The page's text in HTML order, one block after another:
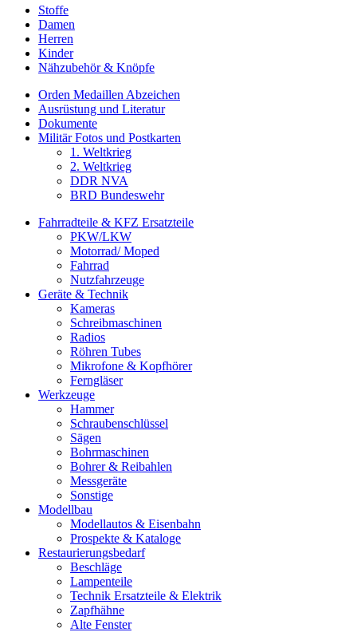
Stoffe
Damen
Herren
Kinder
Nähzubehör & Knöpfe
Orden Medaillen Abzeichen
Ausrüstung und Literatur
Dokumente
Militär Fotos und Postkarten
1. Weltkrieg
2. Weltkrieg
DDR NVA
BRD Bundeswehr
Fahrradteile & KFZ Ersatzteile
PKW/LKW
Motorrad/ Moped
Fahrrad
Nutzfahrzeuge
Geräte & Technik
Kameras
Schreibmaschinen
Radios
Röhren Tubes
Mikrofone & Kopfhörer
Ferngläser
Werkzeuge
Hammer
Schraubenschlüssel
Sägen
Bohrmaschinen
Bohrer & Reibahlen
Messgeräte
Sonstige
Modellbau
Modellautos & Eisenbahn
Prospekte & Kataloge
Restaurierungsbedarf
Beschläge
Lampenteile
Technik Ersatzteile & Elektrik
Zapfhähne
Alte Fenster